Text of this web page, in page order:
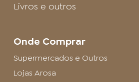
Livros e outros
Onde Comprar
Supermercados e Outros
Lojas Arosa